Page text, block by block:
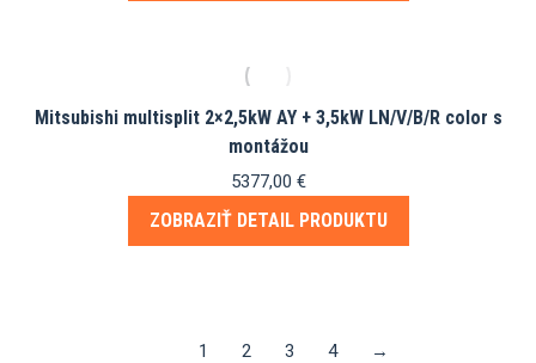
Mitsubishi multisplit 2×2,5kW AY + 3,5kW LN/V/B/R color s
montážou
5377,00 €
ZOBRAZIŤ DETAIL PRODUKTU
1 2 3 4 →